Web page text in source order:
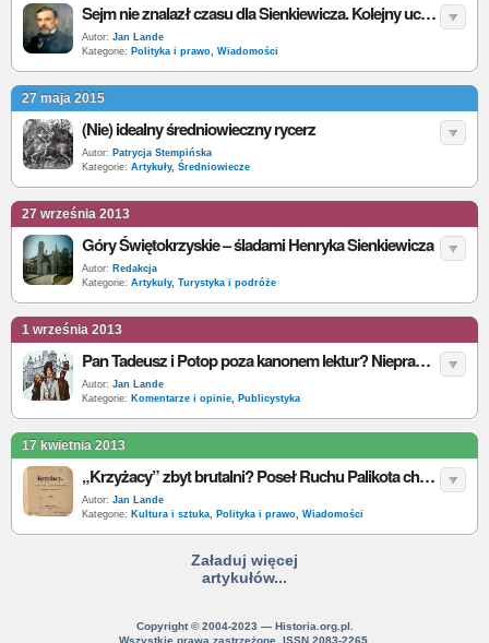
Sejm nie znalazł czasu dla Sienkiewicza. Kolejny uchwali rok 2016 Jego rokiem?
Autor: Jan Lande
Kategorie: Polityka i prawo, Wiadomości
27 maja 2015
(Nie) idealny średniowieczny rycerz
Autor: Patrycja Stempińska
Kategorie: Artykuły, Średniowiecze
27 września 2013
Góry Świętokrzyskie – śladami Henryka Sienkiewicza
Autor: Redakcja
Kategorie: Artykuły, Turystyka i podróże
1 września 2013
Pan Tadeusz i Potop poza kanonem lektur? Nieprawda! Obie zostają
Autor: Jan Lande
Kategorie: Komentarze i opinie, Publicystyka
17 kwietnia 2013
„Krzyżacy” zbyt brutalni? Poseł Ruchu Palikota chce ich wycofać z listy lektur
Autor: Jan Lande
Kategorie: Kultura i sztuka, Polityka i prawo, Wiadomości
Załaduj więcej
artykułów...
Copyright © 2004-2023 — Historia.org.pl.
Wszystkie prawa zastrzeżone. ISSN 2083-2265.